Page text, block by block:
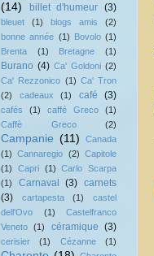
(14)
billet d'humeur (3)
bleuet (1) blogs amis
(2)
bonne année (1) Bovolo (1)
Brenta
(1) Bretagne (1)
Burano (4) Ca' Goldoni (2)
Ca' Rezzonico (1) Ca' Tron
(2)
cadeaux (1) café (3)
cafés (1) caffé Greco
(1)
Caffè Greco
(2)
Campanie (11)
Canada
(1)
Cannaregio (2) Capitole
(1)
Capri (1)
Carlo Scarpa
(1)
Carnaval (3) carnets
(3)
cartapesta (1)
castel
dell'Ovo
(1)
Castelfranco
Veneto
(1) céramique (3)
cerisier (1) Cézanne (1)